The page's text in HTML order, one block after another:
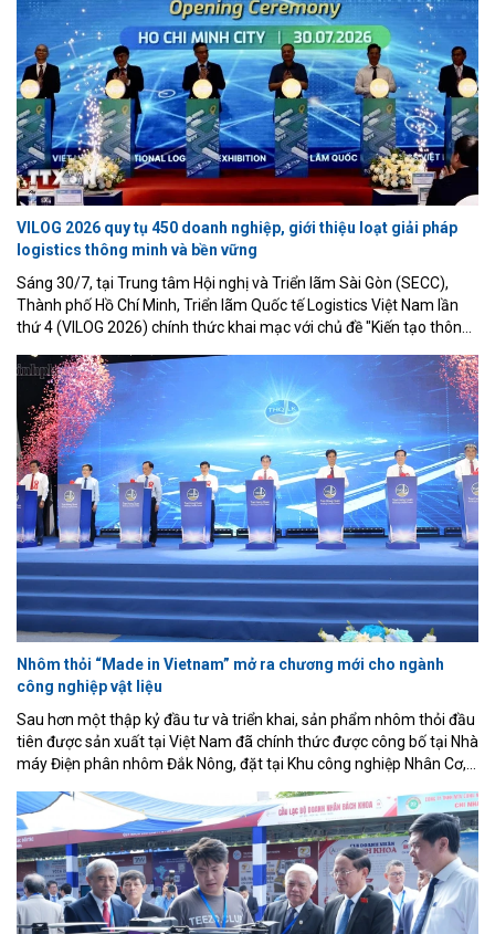
VILOG 2026 quy tụ 450 doanh nghiệp, giới thiệu loạt giải pháp
logistics thông minh và bền vững
Sáng 30/7, tại Trung tâm Hội nghị và Triển lãm Sài Gòn (SECC),
Thành phố Hồ Chí Minh, Triển lãm Quốc tế Logistics Việt Nam lần
thứ 4 (VILOG 2026) chính thức khai mạc với chủ đề "Kiến tạo thông
quốc gia và vùng lãnh thổ cùng hơn 550 gian hàng, tiếp tục khẳng
định vai trò là một trong những diễn đàn kết nối quan trọng nhất
của ngành logistics Việt Nam.
Nhôm thỏi “Made in Vietnam” mở ra chương mới cho ngành
công nghiệp vật liệu
Sau hơn một thập kỷ đầu tư và triển khai, sản phẩm nhôm thỏi đầu
tiên được sản xuất tại Việt Nam đã chính thức được công bố tại Nhà
máy Điện phân nhôm Đắk Nông, đặt tại Khu công nghiệp Nhân Cơ,
nghiệp mà còn đánh dấu bước ngoặt của ngành công nghiệp luyện
kim Việt Nam khi lần đầu tiên làm chủ công nghệ điện phân nhôm
hiện đại, hoàn thiện chuỗi giá trị từ khai thác bauxite, sản xuất
alumin đến luyện nhôm kim loại.